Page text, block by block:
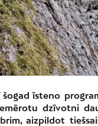
īsteno
dzīvotni
aizpildot